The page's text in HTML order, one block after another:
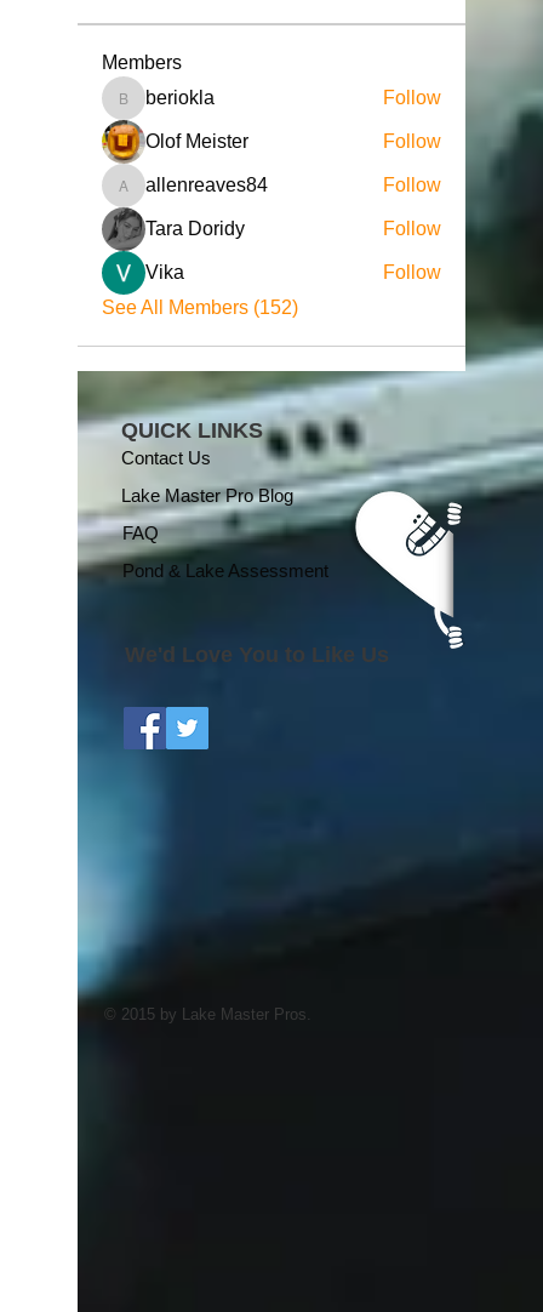
Members
beriokla
beriokla Follow
Olof Meister Follow
allenreaves84
allenreaves84 Follow
Tara Doridy Follow
Vika
Follow
See All Members (152)
QUICK LINKS
Contact Us
Lake Master Pro Blog
FAQ
Pond & Lake Assessment
We'd Love You to Like Us
© 2015 by Lake Master Pros.